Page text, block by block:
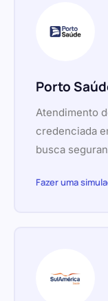
Porto
Atendimento
credenciada
busca
Fazer uma